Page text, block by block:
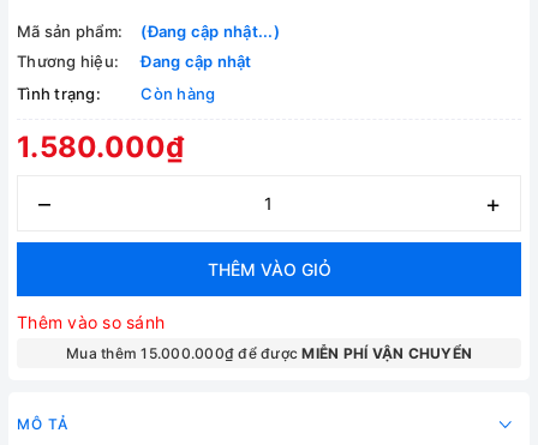
Mã sản phẩm:
(Đang cập nhật...)
Thương hiệu:
Đang cập nhật
Tình trạng:
Còn hàng
1.580.000₫
– +
THÊM VÀO GIỎ
Thêm vào so sánh
Mua thêm 15.000.000₫ để đượcMIỄN PHÍ VẬN CHUYỂN
MÔ TẢ